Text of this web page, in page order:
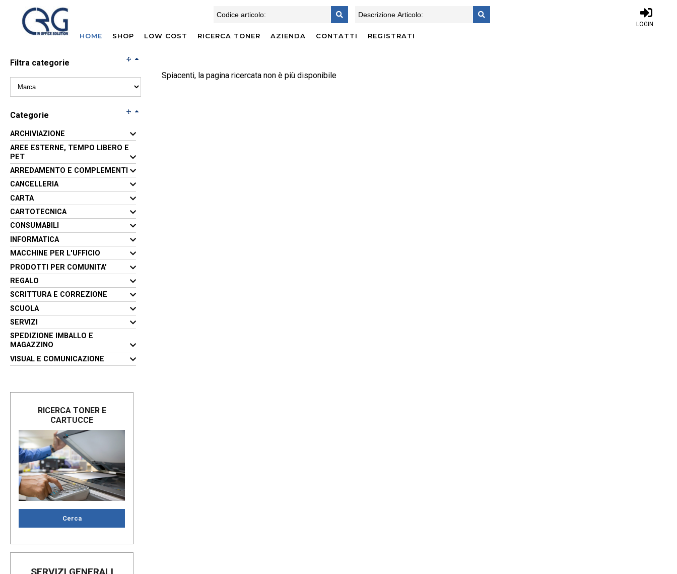
LOGIN
HOME SHOP LOW COST RICERCA TONER AZIENDA CONTATTI REGISTRATI
Filtra categorie
Categorie
ARCHIVIAZIONE
AREE ESTERNE, TEMPO LIBERO E
PET
ARREDAMENTO E COMPLEMENTI
CANCELLERIA
CARTA
CARTOTECNICA
CONSUMABILI
INFORMATICA
MACCHINE PER L'UFFICIO
PRODOTTI PER COMUNITA'
REGALO
SCRITTURA E CORREZIONE
SCUOLA
SERVIZI
SPEDIZIONE IMBALLO E
MAGAZZINO
VISUAL E COMUNICAZIONE
RICERCA TONER E
CARTUCCE
Cerca
SERVIZI GENERALI
Spiacenti, la pagina ricercata non è più disponibile